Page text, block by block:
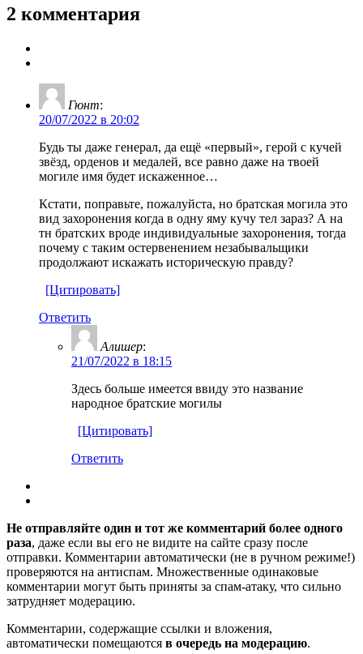
2 комментария
Гюнт:
20/07/2022 в 20:02
Будь ты даже генерал, да ещё «первый», герой с кучей
звёзд, орденов и медалей, все равно даже на твоей
могиле имя будет искаженное…
Кстати, поправьте, пожалуйста, но братская могила это
вид захоронения когда в одну яму кучу тел зараз? А на
тн братских вроде индивидуальные захоронения, тогда
почему с таким остервенением незабывальщики
продолжают искажать историческую правду?
[Цитировать]
Ответить
Алишер:
21/07/2022 в 18:15
Здесь больше имеется ввиду это название
народное братские могилы
[Цитировать]
Ответить
Не отправляйте один и тот же комментарий более одного
раза, даже если вы его не видите на сайте сразу после
отправки. Комментарии автоматически (не в ручном режиме!)
проверяются на антиспам. Множественные одинаковые
комментарии могут быть приняты за спам-атаку, что сильно
затрудняет модерацию.
Комментарии, содержащие ссылки и вложения,
автоматически помещаются в очередь на модерацию.